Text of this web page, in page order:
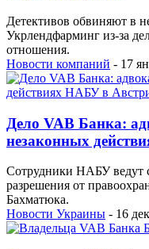
Детективов обвиняют в
Укрлендфарминг из-за
отношения.
Новости компаний - 17
Дело VAB Банка:
незаконных
Сотрудники НАБУ ведут
разрешения от
Бахматюка.
Новости Украины - 16